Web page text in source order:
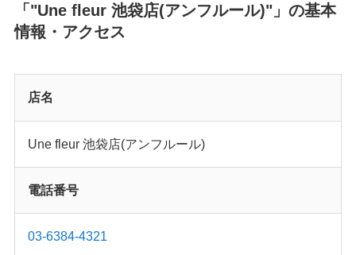
「"Une fleur 池袋店(アンフルール)"」の基本
情報・アクセス
店名
Une fleur 池袋店(アンフルール)
電話番号
03-6384-4321